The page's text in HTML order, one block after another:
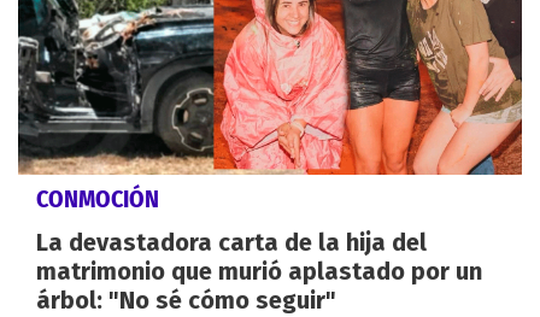
CONMOCIÓN
La devastadora carta de la hija del
matrimonio que murió aplastado por un
árbol: "No sé cómo seguir"